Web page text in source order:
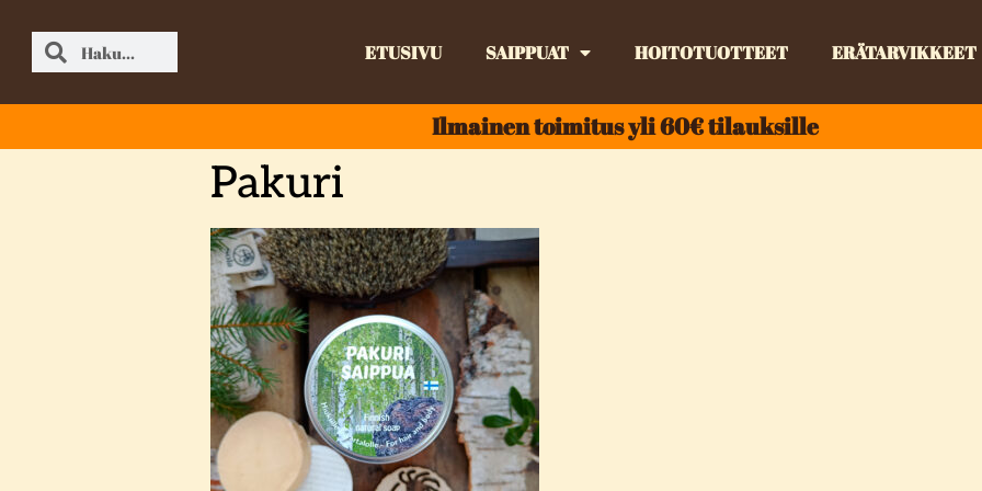
ETUSIVU SAIPPUAT HOITOTUOTTEET ERÄTARVIKKEET
Ilmainen toimitus yli 60€ tilauksille
Pakuri